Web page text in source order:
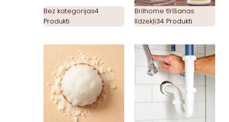
Bez kategorijas4
Produkti
Brilhome tīrīšanas
līdzekļi34 Produkti